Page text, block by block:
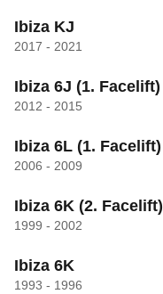
Ibiza KJ
2017 - 2021
Ibiza 6J (1. Facelift)
2012 - 2015
Ibiza 6L (1. Facelift)
2006 - 2009
Ibiza 6K (2. Facelift)
1999 - 2002
Ibiza 6K
1993 - 1996